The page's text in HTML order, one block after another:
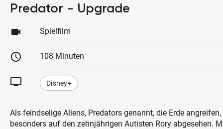
Predator - Upgrade
videocam Spielfilm
schedule 108 Minuten
tv Disney+
Als feindselige Aliens, Predators genannt, die Erde
besonders auf den zehnjährigen Autisten Rory abgesehen.